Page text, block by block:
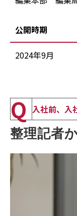
公開時期
2024年9月
Q 入社前、入
整理記者